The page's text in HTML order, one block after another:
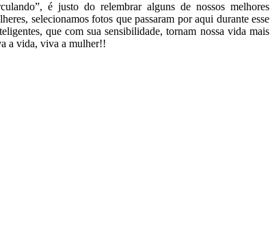
é justo do relembrar alguns de nossos melhores
selecionamos fotos que passaram por aqui durante esse
que com sua sensibilidade, tornam nossa vida mais
a vida, viva a mulher!!